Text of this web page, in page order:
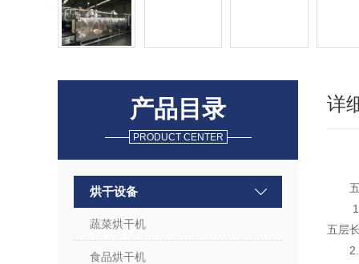
产品目录
PRODUCT CENTER
烘干设备
蔬菜烘干机
食品烘干机
详
五层